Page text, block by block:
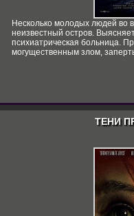
Несколько молодых людей во
неизвестный остров.
психиатрическая больница.
могущественным злом,
ТЕНИ